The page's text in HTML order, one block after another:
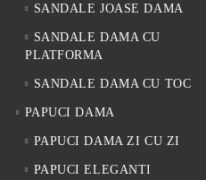
SANDALE JOASE DAMA
SANDALE DAMA CU
PLATFORMA
SANDALE DAMA CU TOC
PAPUCI DAMA
PAPUCI DAMA ZI CU ZI
PAPUCI ELEGANTI